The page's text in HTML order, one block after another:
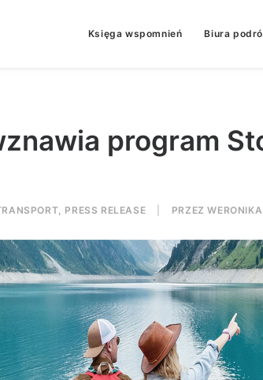
Księga wspomnień Biura
program
, PRESS RELEASE PRZEZ